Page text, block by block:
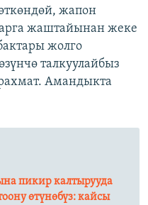
жапон
жаштайынан жеке
жолго
талкуулайбыз
Амандыкта
пикир калтырууда
өтүнөбүз: кайсы